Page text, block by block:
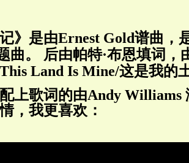
记》是由Ernest Gold谱曲，
曲。 后由帕特·布恩填词，
Land Is Mine/这是我的
上歌词的由Andy Williams
，我更喜欢：